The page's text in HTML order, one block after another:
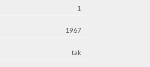
1
1967
tak